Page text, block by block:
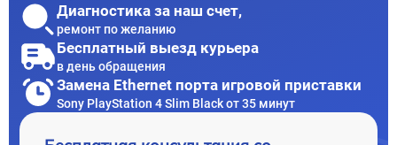
Диагностика за наш счет,
ремонт по желанию
Бесплатный выезд курьера
в день обращения
Замена Ethernet порта игровой приставки
Sony PlayStation 4 Slim Black от 35 минут